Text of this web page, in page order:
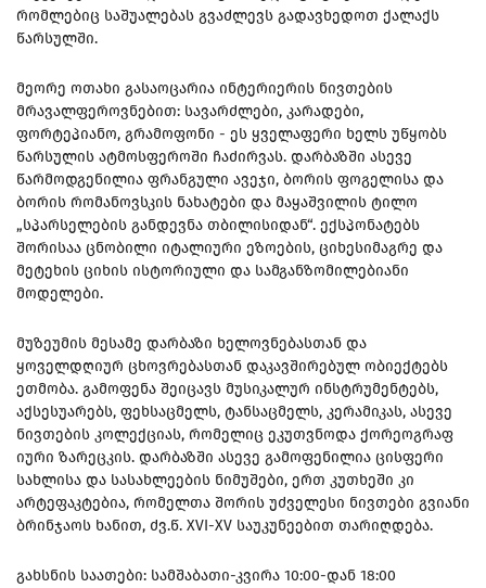
რომლებიც საშუალებას გვაძლევს გადავხედოთ ქალაქს
წარსულში.
მეორე ოთახი გასაოცარია ინტერიერის ნივთების
მრავალფეროვნებით: სავარძლები, კარადები,
ფორტეპიანო, გრამოფონი - ეს ყველაფერი ხელს უწყობს
წარსულის ატმოსფეროში ჩაძირვას. დარბაზში ასევე
წარმოდგენილია ფრანგული ავეჯი, ბორის ფოგელისა და
ბორის რომანოვსკის ნახატები და მაყაშვილის ტილო
„სპარსელების განდევნა თბილისიდან“. ექსპონატებს
შორისაა ცნობილი იტალიური ეზოების, ციხესიმაგრე და
მეტეხის ციხის ისტორიული და სამგანზომილებიანი
მოდელები.
მუზეუმის მესამე დარბაზი ხელოვნებასთან და
ყოველდღიურ ცხოვრებასთან დაკავშირებულ ობიექტებს
ეთმობა. გამოფენა შეიცავს მუსიკალურ ინსტრუმენტებს,
აქსესუარებს, ფეხსაცმელს, ტანსაცმელს, კერამიკას, ასევე
ნივთების კოლექციას, რომელიც ეკუთვნოდა ქორეოგრაფ
იური ზარეცკის. დარბაზში ასევე გამოფენილია ცისფერი
სახლისა და სასახლეების ნიმუშები, ერთ კუთხეში კი
არტეფაკტებია, რომელთა შორის უძველესი ნივთები გვიანი
ბრინჯაოს ხანით, ძვ.წ. XVI-XV საუკუნეებით თარიღდება.
გახსნის საათები: სამშაბათი-კვირა 10:00-დან 18:00